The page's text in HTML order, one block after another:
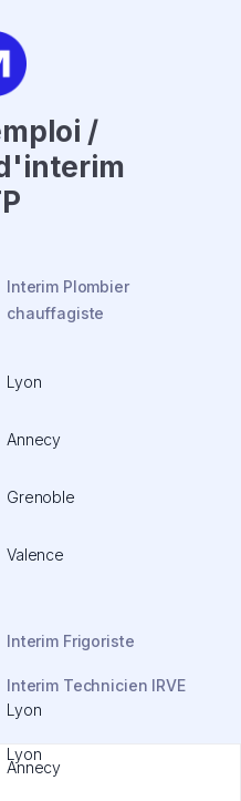
/
Interim Plombier
chauffagiste
Lyon
Annecy
Grenoble
Valence
Interim Frigoriste
Lyon
Annecy
Interim Technicien IRVE
Lyon